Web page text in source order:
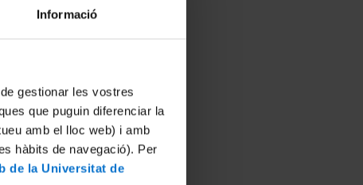
Informació
gestionar les vostres
que puguin diferenciar la
amb el lloc web) i amb
hàbits de navegació). Per
de la Universitat de